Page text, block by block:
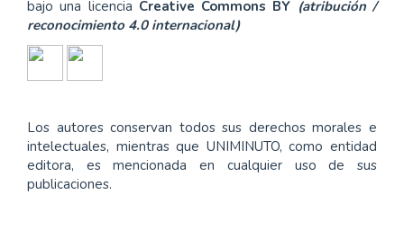
bajo una licencia Creative Commons BY (atribución /
reconocimiento 4.0 internacional)
Los autores conservan todos sus derechos morales e
intelectuales, mientras que UNIMINUTO, como entidad
editora, es mencionada en cualquier uso de sus
publicaciones.